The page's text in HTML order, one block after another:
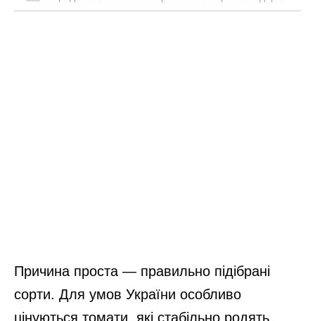
Причина проста — правильно підібрані
сорти. Для умов України особливо
цінуються томати, які стабільно родять,